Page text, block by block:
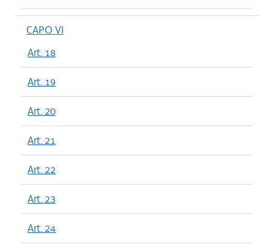
CAPO VI
Art. 18
Art. 19
Art. 20
Art. 21
Art. 22
Art. 23
Art. 24